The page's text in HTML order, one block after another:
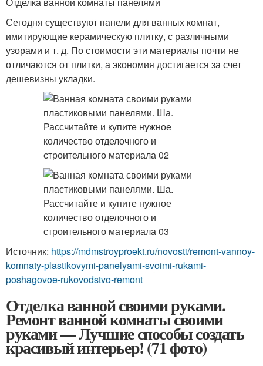
Сегодня существуют панели для ванных комнат,
имитирующие керамическую плитку, с различными
узорами и т. д. По стоимости эти материалы почти не
отличаются от плитки, а экономия достигается за счет
дешевизны укладки.
Источник: https://mdmstroyproekt.ru/novosti/remont-vannoy-
komnaty-plastikovymi-panelyami-svoimi-rukami-
poshagovoe-rukovodstvo-remont
Отделка ванной своими руками.
Ремонт ванной комнаты своими
руками — Лучшие способы создать
красивый интерьер! (71 фото)